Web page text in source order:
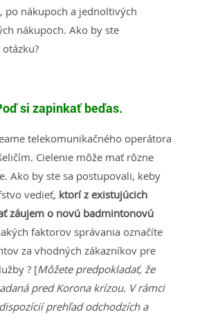
po nákupoch a jednoltivých
nákupoch. Ako by ste
si zapinkať beďas.
telekomunikačného operátora
Cielenie môže mať rôzne
Ako by ste sa postupovali, keby
vedieť, ktorí z existujúcich
záujem o novú badmintonovú
faktorov správania označíte
za vhodných zákazníkov pre
? [Môžete predpokladať, že
pred Korona krízou. V rámci
prehľad odchodzích a